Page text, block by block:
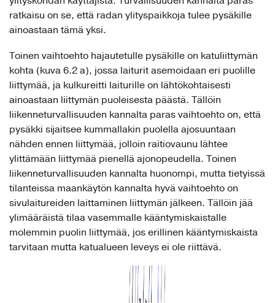
ratkaisu on se, että radan ylityspaikkoja tulee pysäkille
ainoastaan tämä yksi.
Toinen vaihtoehto hajautetulle pysäkille on katuliittymän
kohta (kuva 6.2 a), jossa laiturit asemoidaan eri puolille
liittymää, ja kulkureitti laiturille on lähtökohtaisesti
ainoastaan liittymän puoleisesta päästä. Tällöin
liikenneturvallisuuden kannalta paras vaihtoehto on, että
pysäkki sijaitsee kummallakin puolella ajosuuntaan
nähden ennen liittymää, jolloin raitiovaunu lähtee
ylittämään liittymää pienellä ajonopeudella. Toinen
liikenneturvallisuuden kannalta huonompi, mutta tietyissä
tilanteissa maankäytön kannalta hyvä vaihtoehto on
sivulaitureiden laittaminen liittymän jälkeen. Tällöin jää
ylimääräistä tilaa vasemmalle kääntymiskaistalle
molemmin puolin liittymää, jos erillinen kääntymiskaista
tarvitaan mutta katualueen leveys ei ole riittävä.